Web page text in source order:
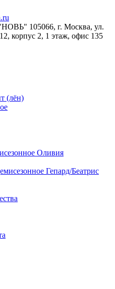
105066, г. Москва, ул.
корпус 2, 1 этаж, офис 135
(лён)